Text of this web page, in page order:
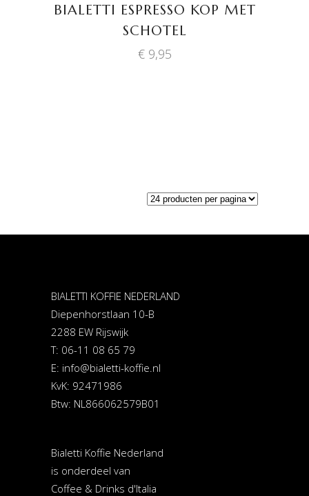
BIALETTI ESPRESSO KOP MET
SCHOTEL
€9,95
BIALETTI KOFFIE NEDERLAND
Diepenhorstlaan 10-B
2288 EW Rijswijk
T: 06-11 08 65 79
E: info@bialetti-koffie.nl
KvK: 92471986
Btw: NL866062579B01
Bialetti Koffie Nederland
is onderdeel van
Coffee & Drinks d'Italia